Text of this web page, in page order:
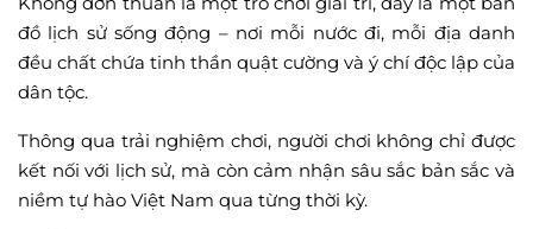
đồ lịch sử sống động – nơi mỗi nước đi, mỗi địa danh
đều chất chứa tinh thần quật cường và ý chí độc lập của
dân tộc.
Thông qua trải nghiệm chơi, người chơi không chỉ được
kết nối với lịch sử, mà còn cảm nhận sâu sắc bản sắc và
niềm tự hào Việt Nam qua từng thời kỳ.